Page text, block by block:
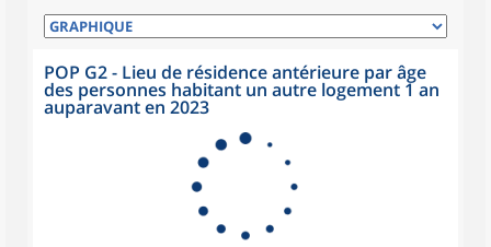
POP G2 - Lieu de résidence antérieure par âge
des personnes habitant un autre logement 1 an
auparavant en 2023